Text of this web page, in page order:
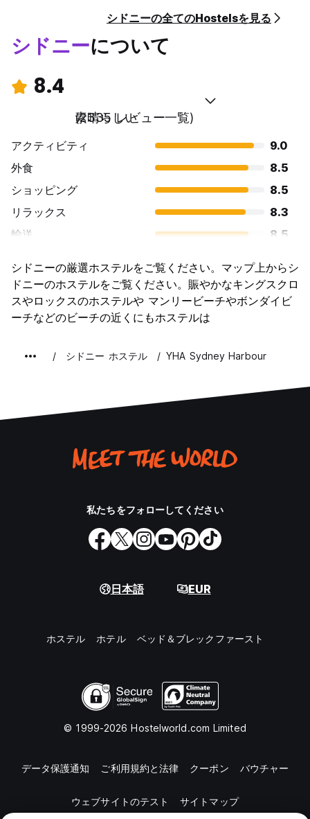
シドニーの全てのHostelsを見る
シドニーについて
8.4
素晴らしい
(2335 レビュー一覧)
アクティビティ
9.0
外食
8.5
ショッピング
8.5
リラックス
8.3
輸送
8.5
文化
8.4
ナイトライフ
8.6
コストパフォーマンス
シドニーの厳選ホステルをご覧ください。マップ上からシ
ドニーのホステルをご覧ください。賑やかなキングスクロ
スやロックスのホステルや マンリービーチやボンダイビ
ーチなどのビーチの近くにもホステルは
シドニー ホステル YHA Sydney Harbour
私たちをフォローしてください
日本語 EUR
ホステル ホテル ベッド＆ブレックファースト
© 1999-2026 Hostelworld.com Limited
データ保護通知 ご利用規約と法律 クーポン バウチャー
ウェブサイトのテスト サイトマップ